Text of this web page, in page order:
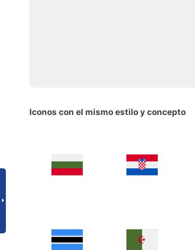
Iconos con el mismo estilo y concepto